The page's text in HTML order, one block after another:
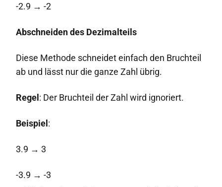
-2.9 → -2
Abschneiden des Dezimalteils
Diese Methode schneidet einfach den Bruchteil
ab und lässt nur die ganze Zahl übrig.
Regel : Der Bruchteil der Zahl wird ignoriert.
Beispiel :
3.9 → 3
-3.9 → -3